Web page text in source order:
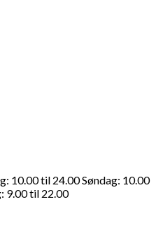
10.00 til 24.00 Søndag: 10.00
9.00 til 22.00